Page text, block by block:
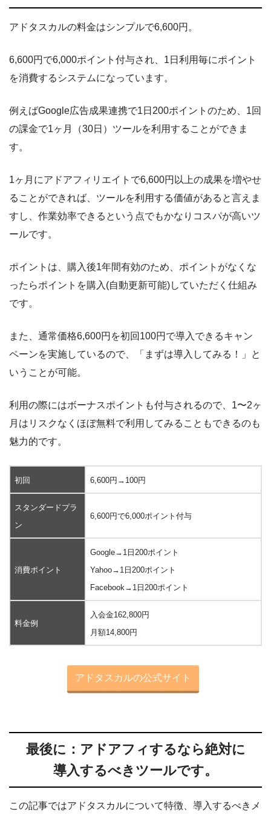
アドタスカルの料金はシンプルで6,600円。
6,600円で6,000ポイント付与され、1日利用毎にポイント
を消費するシステムになっています。
例えばGoogle広告成果連携で1日200ポイントのため、1回
の課金で1ヶ月（30日）ツールを利用することができま
す。
1ヶ月にアドアフィリエイトで6,600円以上の成果を増やせ
ることができれば、ツールを利用する価値があると言えま
すし、作業効率できるという点でもかなりコスパが高いツ
ールです。
ポイントは、購入後1年間有効のため、ポイントがなくな
ったらポイントを購入(自動更新可能)していただく仕組み
です。
また、通常価格6,600円を初回100円で導入できるキャン
ペーンを実施しているので、「まずは導入してみる！」と
いうことが可能。
利用の際にはボーナスポイントも付与されるので、1〜2ヶ
月はリスクなくほぼ無料で利用してみることもできるのも
魅力的です。
初回 6,600円→100円
スタンダードプラ
ン
6,600円で6,000ポイント付与
消費ポイント
Google→1日200ポイント
Yahoo→1日200ポイント
Facebook→1日200ポイント
料金例
入会金162,800円
月額14,800円
アドタスカルの公式サイト
最後に：アドアフィするなら絶対に
導入するべきツールです。
この記事ではアドタスカルについて特徴、導入するべきメ